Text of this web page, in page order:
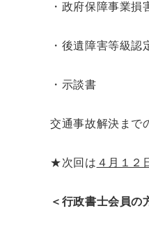
・政府保障事業損
・後遺障害等級認
・示談書
交通事故解決ま
★次回は ４月１２
＜行政書士会員の